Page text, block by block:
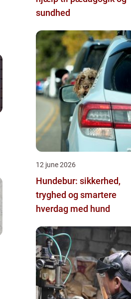
sundhed
12 june 2026
Hundebur: sikkerhed,
tryghed og smartere
hverdag med hund